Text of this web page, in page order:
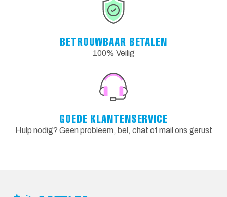
BETROUWBAAR BETALEN
100% Veilig
GOEDE KLANTENSERVICE
Hulp nodig? Geen probleem, bel, chat of mail ons gerust